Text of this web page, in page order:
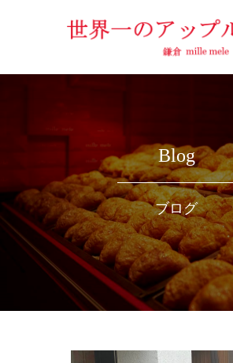
Blog
ブログ